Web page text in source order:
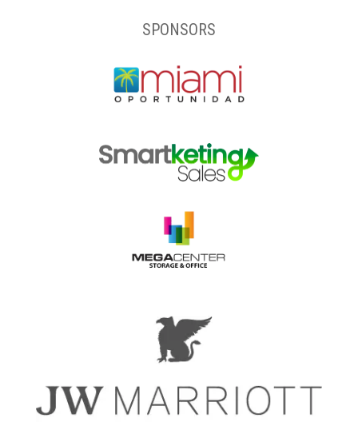
SPONSORS